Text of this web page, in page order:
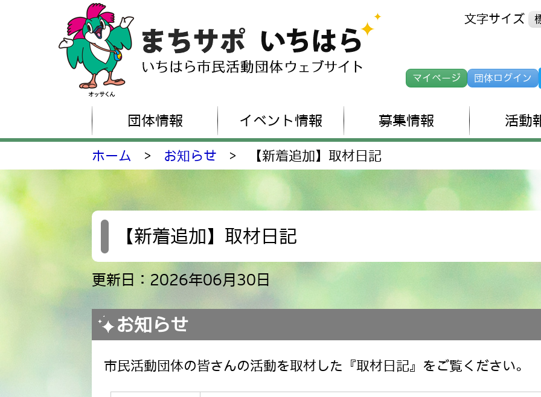
文字サイズ
マイページ 団体ログイン
団体情報 イベント情報 募集情報 活動
ホーム > お知らせ > 【新着追加】取材日記
【新着追加】取材日記
更新日：2026年06月30日
お知らせ
市民活動団体の皆さんの活動を取材した『取材日記』をご覧ください。